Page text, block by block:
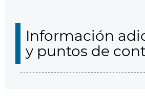
Información
y puntos de